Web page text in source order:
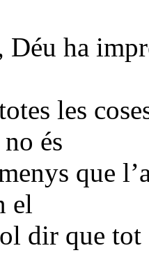
ha
les
és
que
el
dir que tot